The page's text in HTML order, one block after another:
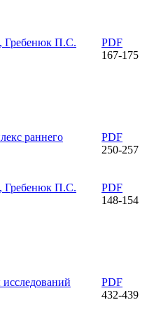
Гребенюк П.С.
PDF
167-175
раннего
PDF
250-257
Гребенюк П.С.
PDF
148-154
PDF
432-439